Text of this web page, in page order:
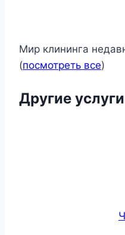
Мир клининга
(посмотреть все)
Другие услуги